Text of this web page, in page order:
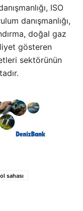
ISO
danışmanlığı,
doğal gaz
gösteren
sektörünün
sahası